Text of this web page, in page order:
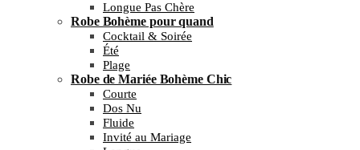
Longue Pas Chère
Robe Bohème pour quand
Cocktail & Soirée
Été
Plage
Robe de Mariée Bohème Chic
Courte
Dos Nu
Fluide
Invité au Mariage